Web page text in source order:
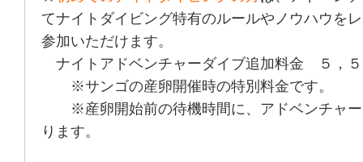
てナイトダイビング特有のルールやノウハウを
参加いただけます。
ナイトアドベンチャーダイブ追加料金 ５，５
※サンゴの産卵開催時の特別料金です。
※産卵開始前の待機時間に、アドベンチャー
ります。